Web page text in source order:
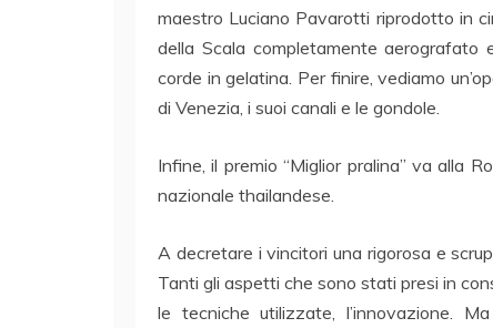
maestro Luciano Pavarotti riprodotto in
della Scala completamente aerografato
corde in gelatina. Per finire, vediamo
di Venezia, i suoi canali e le gondole.
Infine, il premio “Miglior pralina” va alla
nazionale thailandese.
A decretare i vincitori una rigorosa e
Tanti gli aspetti che sono stati presi in
le tecniche utilizzate, l’innovazione.